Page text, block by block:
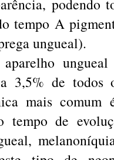
podendo
tempo A
ungueal).
ungueal
3,5% de todos
mais
tempo de